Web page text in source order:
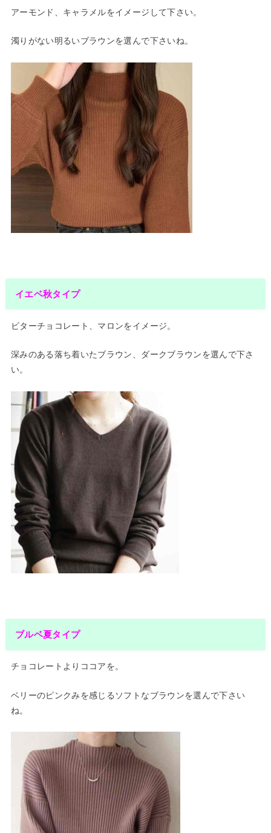
アーモンド、キャラメルをイメージして下さい。
濁りがない明るいブラウンを選んで下さいね。
イエベ秋タイプ
ビターチョコレート、マロンをイメージ。
深みのある落ち着いたブラウン、ダークブラウンを選んで下さ
い。
ブルベ夏タイプ
チョコレートよりココアを。
ベリーのピンクみを感じるソフトなブラウンを選んで下さい
ね。